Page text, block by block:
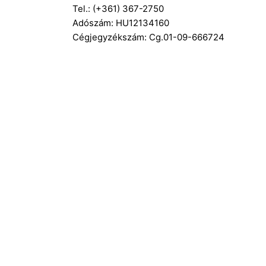
Tel.: (+361) 367-2750
Adószám: HU12134160
Cégjegyzékszám: Cg.01-09-666724